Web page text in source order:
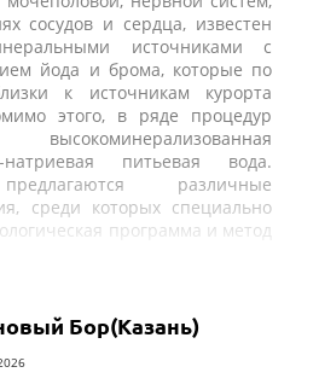
сосудов и сердца, известен
источниками с
йода и брома, которые по
к источникам курорта
этого, в ряде процедур
натриевая питьевая вода.
различные
среди которых специально
программа и метод
Бор(Казань)